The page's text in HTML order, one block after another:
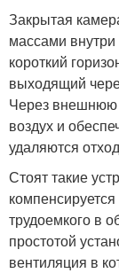
Закрытая
массами
короткий
выходящий
Через внешнюю
воздух и
удаляются
Стоят такие
трудоемкого в
простотой
вентиляция в